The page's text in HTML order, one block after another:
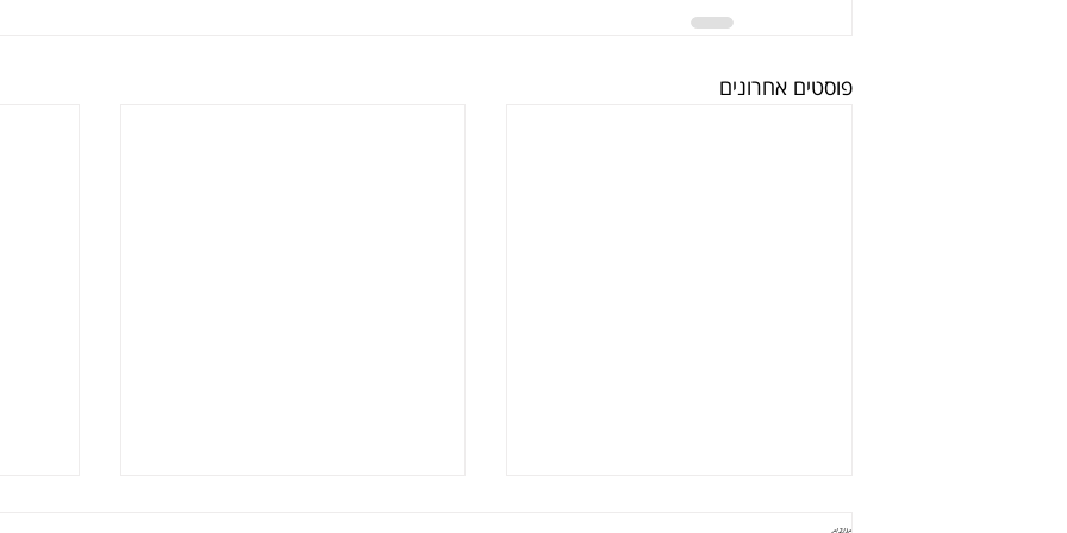
פוסטים אחרונים
תגובות